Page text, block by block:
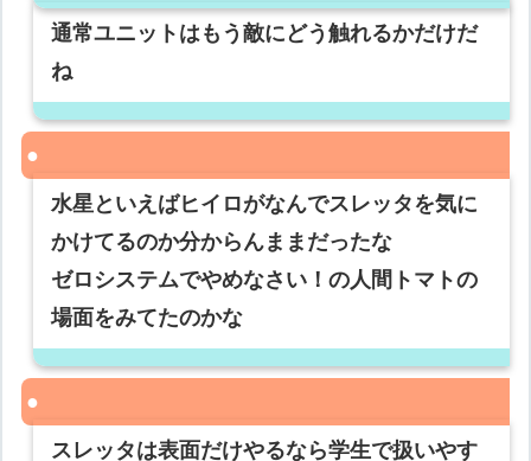
通常ユニットはもう敵にどう触れるかだけだ
ね
水星といえばヒイロがなんでスレッタを気に
かけてるのか分からんままだったな
ゼロシステムでやめなさい！の人間トマトの
場面をみてたのかな
スレッタは表面だけやるなら学生で扱いやす